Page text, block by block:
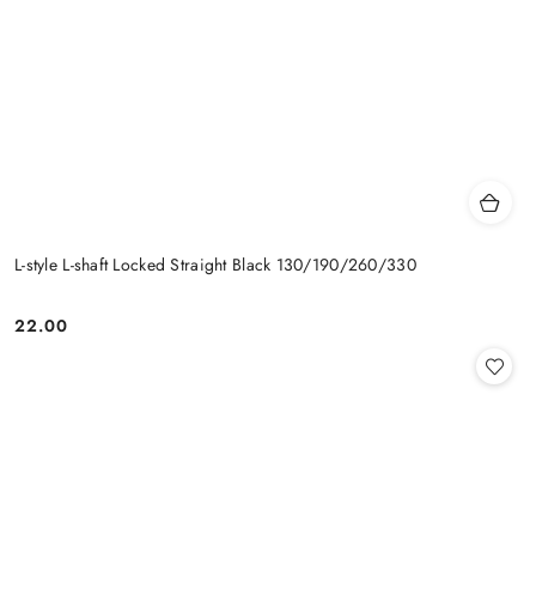
L-style L-shaft Locked Straight Black 130/190/260/330
Cena:
22.00